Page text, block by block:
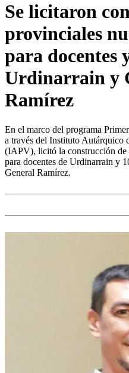
Se licitaron
provinciales
para docentes
Urdinarrain y
Ramírez
En el marco del programa
a través del Instituto Autárquico
(IAPV), licitó la construcción de
para docentes de Urdinarrain y
General Ramírez.